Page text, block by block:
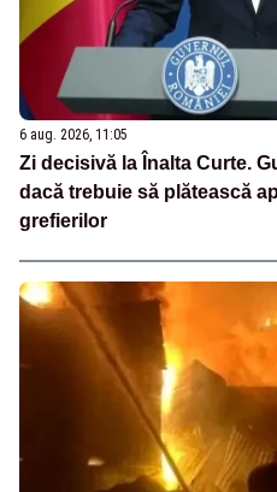
6 aug. 2026, 11:05
Zi decisivă la Înalta Curte.
dacă trebuie să plătească
grefierilor